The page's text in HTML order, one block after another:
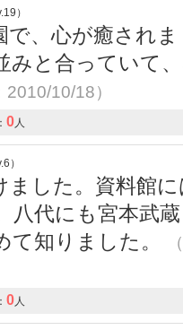
）
で、心が癒され
みと合っていて
10/18）
0 人
）
ました。資料館
八代にも宮本武
て知りました。
0 人